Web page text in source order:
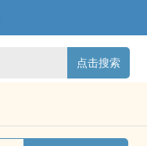
点击搜索